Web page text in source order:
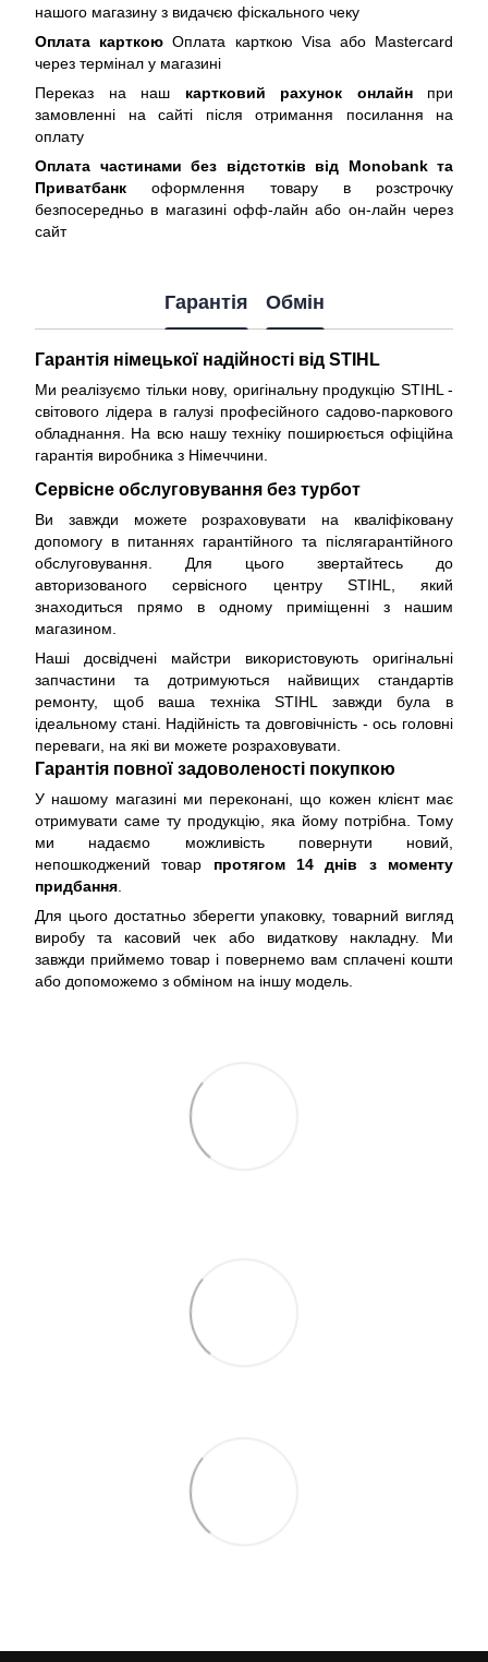
нашого магазину з видачєю фіскального чеку
Оплата карткою Оплата карткою Visa або Mastercard
через термінал у магазині
Переказ на наш картковий рахунок онлайнпри
замовленні на сайті після отримання посилання на
оплату
Оплата частинами без відстотків від Monobank та
Приватбанк оформлення товару в розстрочку
безпосередньо в магазині офф-лайн або он-лайн через
сайт
Гарантія Обмін
Гарантія німецької надійності від STIHL
Ми реалізуємо тільки нову, оригінальну продукцію STIHL -
світового лідера в галузі професійного садово-паркового
обладнання. На всю нашу техніку поширюється офіційна
гарантія виробника з Німеччини
Сервісне обслуговування без турбот
Ви завжди можете розраховувати на кваліфіковану
допомогу в питаннях гарантійного та післягарантійного
обслуговування. Для цього звертайтесь до
авторизованого сервісного центру STIHL, який
знаходиться прямо в одному приміщенні з нашим
магазином.
Наші досвідчені майстри використовують оригінальні
запчастини та дотримуються найвищих стандартів
ремонту, щоб ваша техніка STIHL завжди була в
ідеальному стані. Надійність та довговічність - ось головні
переваги, на які ви можете розраховувати.
Гарантія повної задоволеності покупкою
У нашому магазині ми переконані, що кожен клієнт має
отримувати саме ту продукцію, яка йому потрібна. Тому
ми надаємо можливість повернути новий,
непошкоджений товар протягом 14 днів з моменту
придбання
Для цього достатньо зберегти упаковку, товарний вигляд
виробу та касовий чек або видаткову накладну. Ми
завжди приймемо товар і повернемо вам сплачені кошти
або допоможемо з обміном на іншу модель.